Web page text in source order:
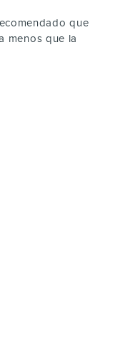
que
menos que la